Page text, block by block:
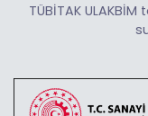
TÜBİTAK